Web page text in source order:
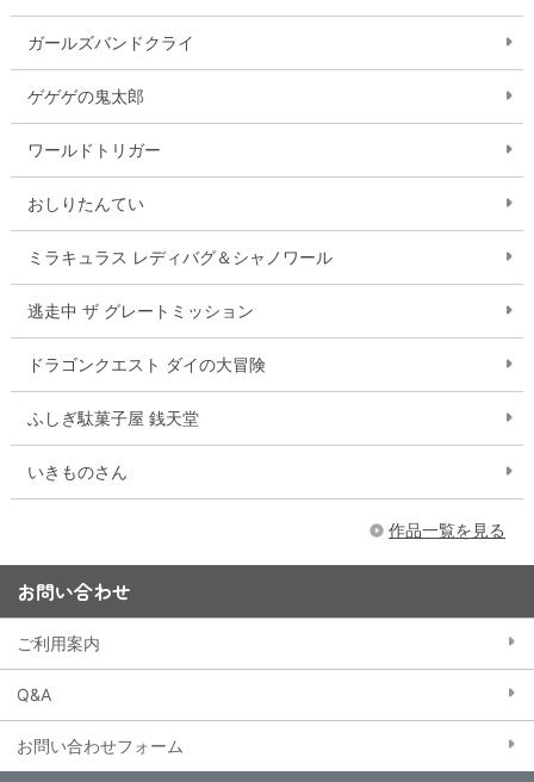
ガールズバンドクライ
ゲゲゲの鬼太郎
ワールドトリガー
おしりたんてい
ミラキュラス レディバグ＆シャノワール
逃走中 ザ グレートミッション
ドラゴンクエスト ダイの大冒険
ふしぎ駄菓子屋 銭天堂
いきものさん
作品一覧を見る
お問い合わせ
ご利用案内
Q&A
お問い合わせフォーム